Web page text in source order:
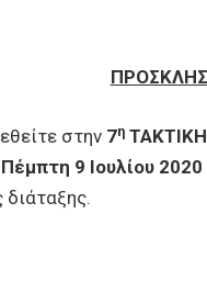
στην 7η
9 Ιουλίου
διάταξης.